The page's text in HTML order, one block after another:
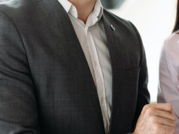
Opleidingen
Inloggen op de kennisbank